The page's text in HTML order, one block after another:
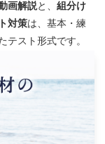
画解説と、 組分け
対策は、基本・練
テスト形式です。
ツバweb授業